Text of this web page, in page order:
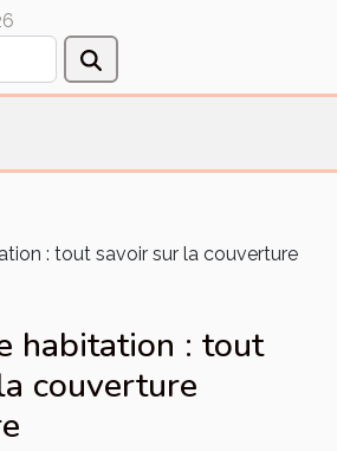
: tout savoir sur la couverture
habitation : tout
couverture